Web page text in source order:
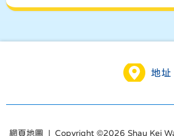
地址
網頁地圖 | Copyright ©2026 Shau Kei